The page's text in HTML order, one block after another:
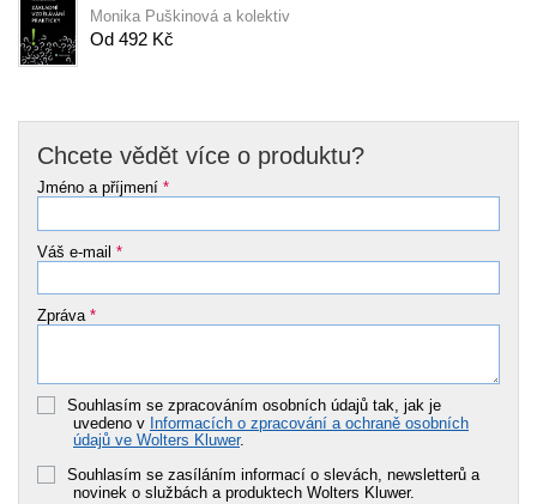
Monika Puškinová a kolektiv
Od 492 Kč
Chcete vědět více o produktu?
Jméno a příjmení *
Váš e-mail *
Zpráva *
Souhlasím se zpracováním osobních údajů tak, jak je
uvedeno v Informacích o zpracování a ochraně osobních
údajů ve Wolters Kluwer.
Souhlasím se zasíláním informací o slevách, newsletterů a
novinek o službách a produktech Wolters Kluwer.